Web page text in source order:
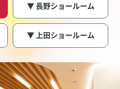
▼ 長野ショールーム
▼ 上田ショールーム